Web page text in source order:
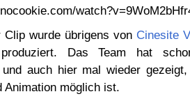
wurde übrigens von Cinesite
Das Team hat
und auch hier mal wieder
Animation möglich ist.